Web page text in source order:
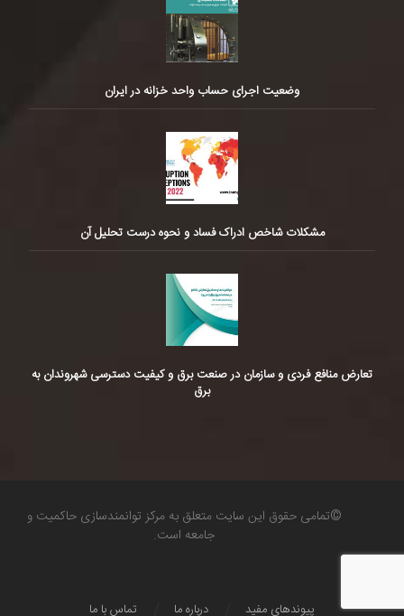
وضعیت اجرای حساب واحد خزانه در ایران
مشکلات شاخص ادراک فساد و نحوه درست تحلیل آن
تعارض منافع فردی و سازمان در صنعت برق و کیفیت دسترسی شهروندان به
برق
©تمامی حقوق این سایت متعلق به مرکز توانمندسازی حاکمیت و
جامعه است.
تماس با ما درباره ما پیوندهای مفید